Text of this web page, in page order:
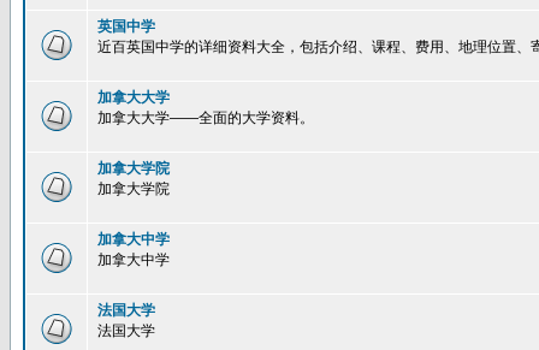
英国中学
近百英国中学的详细资料大全，包括介绍、课程、费用、地理位置、
加拿大大学
加拿大大学——全面的大学资料。
加拿大学院
加拿大学院
加拿大中学
加拿大中学
法国大学
法国大学